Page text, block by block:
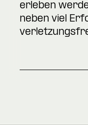
erleben
neben viel